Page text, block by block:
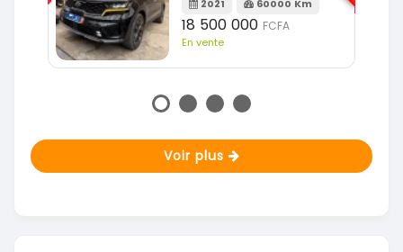
14 500 000FCFA
En vente
Voir plus